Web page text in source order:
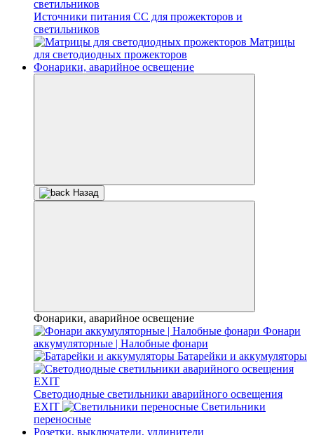
Источники питания CC для прожекторов и
светильников
Матрицы
для светодиодных прожекторов
Фонарики, аварийное освещение
Назад
Фонарики, аварийное освещение
Фонари
аккумуляторные | Налобные фонари
Батарейки и аккумуляторы
Светодиодные светильники аварийного освещения
EXIT
Светильники
переносные
Розетки, выключатели, удлинители